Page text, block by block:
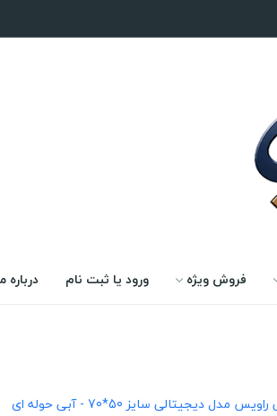
فروش ویژه ورود یا ثبت نام درباره
مدل دیجیتالی سایز 50*70 - آبی حوله ای